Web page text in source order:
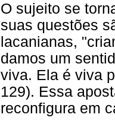
O sujeito se
suas questões
lacanianas,
damos um
viva. Ela é viva
129). Essa
reconfigura em